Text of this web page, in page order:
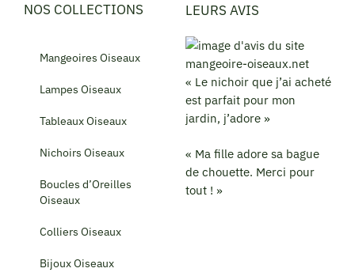
NOS COLLECTIONS
Mangeoires Oiseaux
Lampes Oiseaux
Tableaux Oiseaux
Nichoirs Oiseaux
Boucles d’Oreilles
Oiseaux
Colliers Oiseaux
Bijoux Oiseaux
LEURS AVIS
« Le nichoir que j’ai acheté
est parfait pour mon
jardin, j’adore »
« Ma fille adore sa bague
de chouette. Merci pour
tout ! »